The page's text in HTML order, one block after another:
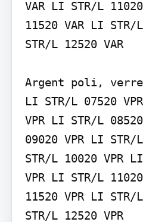
VAR LI STR/L
11520 VAR LI STR/
STR/L 12520 VAR
Argent poli,
LI STR/L 07520
VPR LI STR/L
09020 VPR LI STR/
STR/L 10020 VPR
VPR LI STR/L
11520 VPR LI STR/
STR/L 12520 VPR